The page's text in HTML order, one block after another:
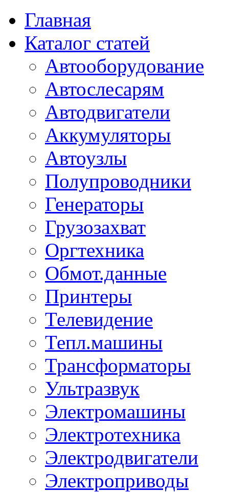
Главная
Каталог статей
Автооборудование
Автослесарям
Автодвигатели
Аккумуляторы
Автоузлы
Полупроводники
Генераторы
Грузозахват
Оргтехника
Обмот.данные
Принтеры
Телевидение
Тепл.машины
Трансформаторы
Ультразвук
Электромашины
Электротехника
Электродвигатели
Электроприводы